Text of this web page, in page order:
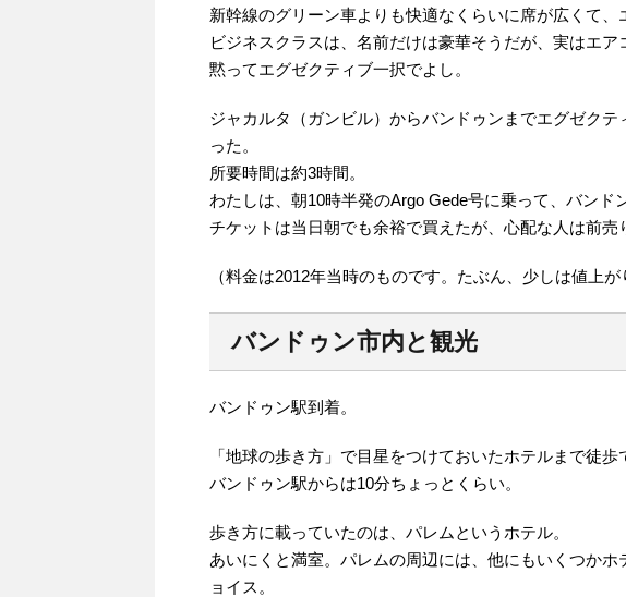
新幹線のグリーン車よりも快適なくらいに席が広くて、
ビジネスクラスは、名前だけは豪華そうだが、実はエア
黙ってエグゼクティブ一択でよし。
ジャカルタ（ガンビル）からバンドゥンまでエグゼク
った。
所要時間は約3時間。
わたしは、朝10時半発のArgo Gede号に乗って、バンド
チケットは当日朝でも余裕で買えたが、心配な人は前売
（料金は2012年当時のものです。たぶん、少しは値上
バンドゥン市内と観光
バンドゥン駅到着。
「地球の歩き方」で目星をつけておいたホテルまで徒歩
バンドゥン駅からは10分ちょっとくらい。
歩き方に載っていたのは、パレムというホテル。
あいにくと満室。パレムの周辺には、他にもいくつか
ョイス。